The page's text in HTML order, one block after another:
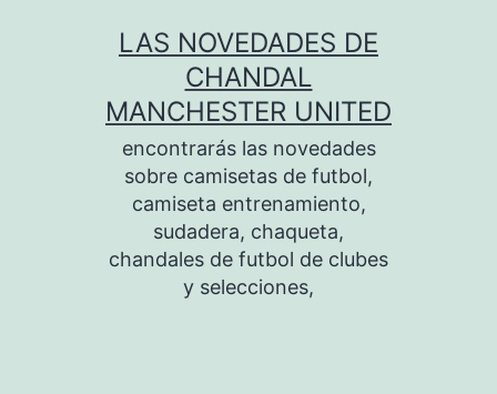
LAS NOVEDADES DE
CHANDAL
MANCHESTER UNITED
encontrarás las novedades
sobre camisetas de futbol,
camiseta entrenamiento,
sudadera, chaqueta,
chandales de futbol de clubes
y selecciones,